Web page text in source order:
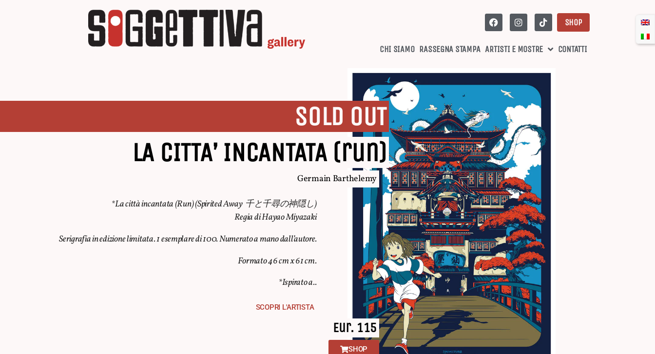
SHOP
CHI SIAMO RASSEGNA STAMPA ARTISTI E MOSTRE CONTATTI
SOLD OUT
LA CITTA’ INCANTATA (run)
Germain Barthelemy
*La città incantata (Run) (Spirited Away千と千尋の神隠し)
Regia di Hayao Miyazaki
Serigrafia in edizione limitata. 1 esemplare di 100. Numerato a mano dall’autore.
Formato 46 cm x 61 cm.
*Ispirato a..
SCOPRI L'ARTISTA
Eur. 115
SHOP